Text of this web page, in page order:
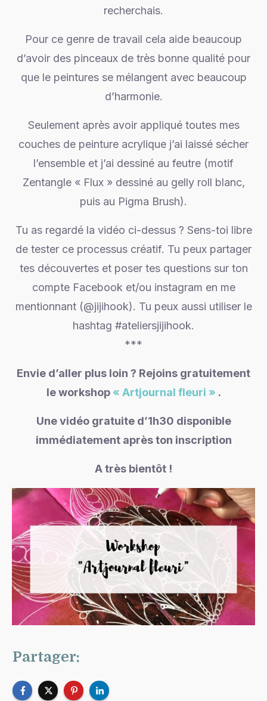
recherchais.
Pour ce genre de travail cela aide beaucoup
d’avoir des pinceaux de très bonne qualité pour
que le peintures se mélangent avec beaucoup
d’harmonie.
Seulement après avoir appliqué toutes mes
couches de peinture acrylique j’ai laissé sécher
l’ensemble et j’ai dessiné au feutre (motif
Zentangle « Flux » dessiné au gelly roll blanc,
puis au Pigma Brush).
Tu as regardé la vidéo ci-dessus ? Sens-toi libre
de tester ce processus créatif. Tu peux partager
tes découvertes et poser tes questions sur ton
compte Facebook et/ou instagram en me
mentionnant (@jijihook). Tu peux aussi utiliser le
hashtag #ateliersjijihook.
***
Envie d’aller plus loin ? Rejoins gratuitement
le workshop « Artjournal fleuri » .
Une vidéo gratuite d’1h30 disponible
immédiatement après ton inscription
A très bientôt !
Partager: